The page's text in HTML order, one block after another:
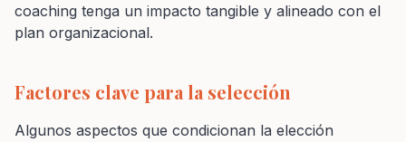
coaching tenga un impacto tangible y alineado con el
plan organizacional.
Factores clave para la selección
Algunos aspectos que condicionan la elección